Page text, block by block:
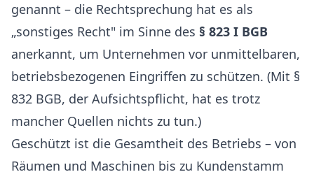
genannt – die Rechtsprechung hat es als
„sonstiges Recht" im Sinne des § 823 I BGB
anerkannt, um Unternehmen vor unmittelbaren,
betriebsbezogenen Eingriffen zu schützen. (Mit §
832 BGB, der Aufsichtspflicht, hat es trotz
mancher Quellen nichts zu tun.)
Geschützt ist die Gesamtheit des Betriebs – von
Räumen und Maschinen bis zu Kundenstamm